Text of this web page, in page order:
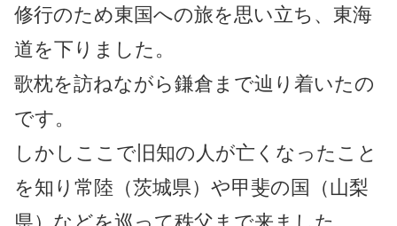
修行のため東国への旅を思い立ち、東海
道を下りました。
歌枕を訪ねながら鎌倉まで辿り着いたの
です。
しかしここで旧知の人が亡くなったこと
を知り常陸（茨城県）や甲斐の国（山梨